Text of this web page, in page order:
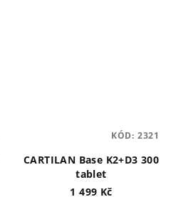
CARTILAN Base K2+D3 300
tablet
1 499 Kč
KÓD: 2321